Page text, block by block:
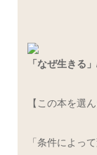
「なぜ生きる
【この本を選
「条件によっ